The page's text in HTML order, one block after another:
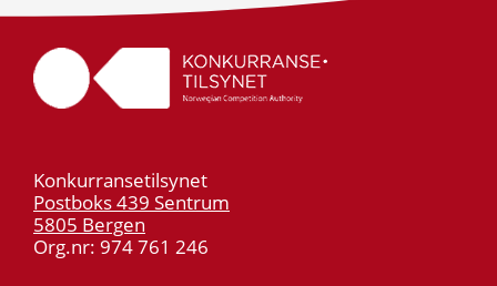
Konkurransetilsynet
Postboks 439 Sentrum
5805 Bergen
Org.nr: 974 761 246